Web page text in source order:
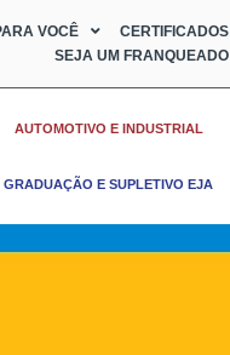
VOCÊ CERTIFICADOS
SEJA UM FRANQUEADO
AUTOMOTIVO E INDUSTRIAL
E SUPLETIVO EJA